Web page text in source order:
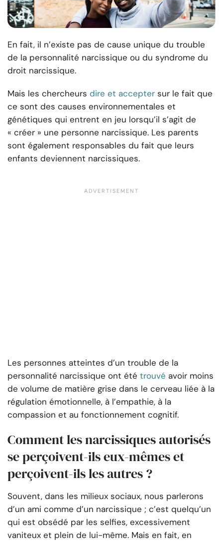
En fait, il n’existe pas de cause unique du trouble
de la personnalité narcissique ou du syndrome du
droit narcissique.
Mais les chercheurs dire et accepter sur le fait que
ce sont des causes environnementales et
génétiques qui entrent en jeu lorsqu’il s’agit de
« créer » une personne narcissique. Les parents
sont également responsables du fait que leurs
enfants deviennent narcissiques.
Les personnes atteintes d’un trouble de la
personnalité narcissique ont été trouvé avoir moins
de volume de matière grise dans le cerveau liée à la
régulation émotionnelle, à l’empathie, à la
compassion et au fonctionnement cognitif.
Comment les narcissiques autorisés
se perçoivent-ils eux-mêmes et
perçoivent-ils les autres ?
Souvent, dans les milieux sociaux, nous parlerons
d’un ami comme d’un narcissique ; c’est quelqu’un
qui est obsédé par les selfies, excessivement
vaniteux et plein de lui-même. Mais en fait, en